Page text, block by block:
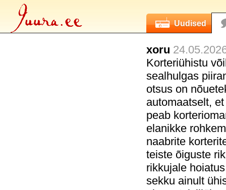
Uudised
xoru
Korteriühistu
sealhulgas
otsus on
automaatselt,
peab
elanikke
naabrite
teiste õiguste
rikkujale
sekku ainult